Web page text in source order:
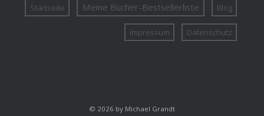
Startseite Meine Bücher-Bestsellerliste Blog
Impressum Datenschutz
© 2026 by Michael Grandt